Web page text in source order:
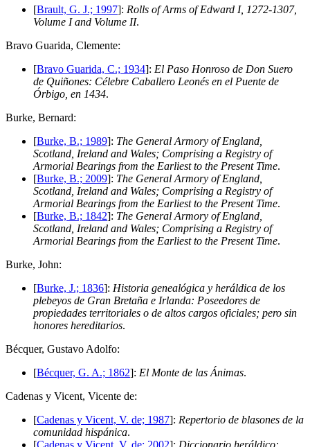
[Brault, G. J.; 1997]: Rolls of Arms of Edward I, 1272-1307,
Volume I and Volume II.
Bravo Guarida, Clemente:
[Bravo Guarida, C.; 1934]: El Paso Honroso de Don Suero
de Quiñones: Célebre Caballero Leonés en el Puente de
Órbigo, en 1434.
Burke, Bernard:
[Burke, B.; 1989]: The General Armory of England,
Scotland, Ireland and Wales; Comprising a Registry of
Armorial Bearings from the Earliest to the Present Time.
[Burke, B.; 2009]: The General Armory of England,
Scotland, Ireland and Wales; Comprising a Registry of
Armorial Bearings from the Earliest to the Present Time.
[Burke, B.; 1842]: The General Armory of England,
Scotland, Ireland and Wales; Comprising a Registry of
Armorial Bearings from the Earliest to the Present Time.
Burke, John:
[Burke, J.; 1836]: Historia genealógica y heráldica de los
plebeyos de Gran Bretaña e Irlanda: Poseedores de
propiedades territoriales o de altos cargos oficiales; pero sin
honores hereditarios.
Bécquer, Gustavo Adolfo:
[Bécquer, G. A.; 1862]: El Monte de las Ánimas.
Cadenas y Vicent, Vicente de:
[Cadenas y Vicent, V. de; 1987]: Repertorio de blasones de la
comunidad hispánica.
[Cadenas y Vicent, V. de; 2002]: Diccionario heráldico: